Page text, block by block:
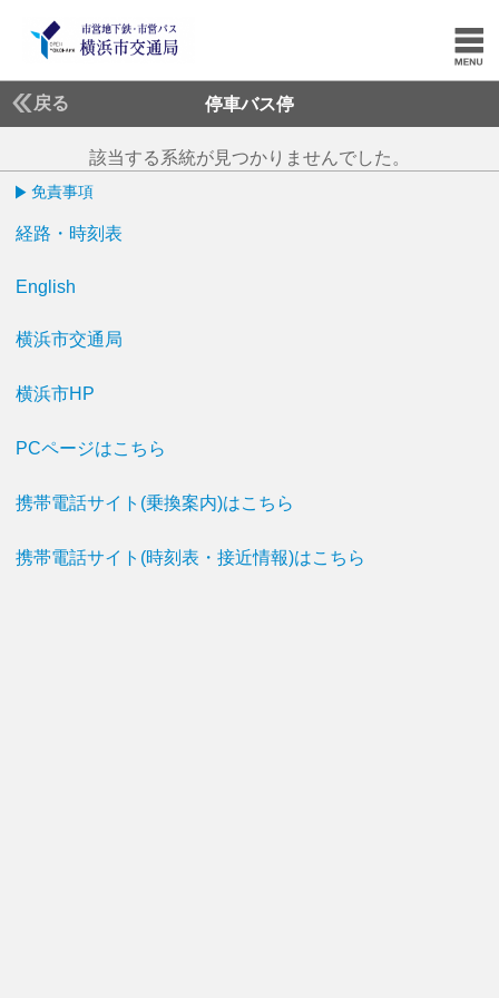
戻る 停車バス停
該当する系統が見つかりませんでした。
免責事項
経路・時刻表
English
横浜市交通局
横浜市HP
PCページはこちら
携帯電話サイト(乗換案内)はこちら
携帯電話サイト(時刻表・接近情報)はこちら